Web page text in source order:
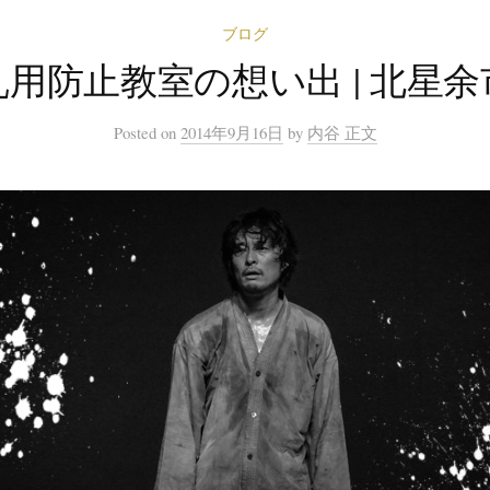
ブログ
防止教室の想い出 | 北星
Posted on 2014年9月16日 by 内谷 正文